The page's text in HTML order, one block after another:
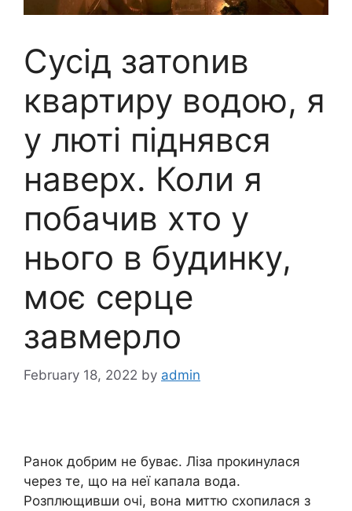
Сусід затоnив
квартиру водою, я
у лютi піднявся
наверх. Коли я
побачив хто у
нього в будинку,
моє серце
зaвмeрло
February 18, 2022 by admin
Ранок добрим не буває. Ліза прокинулася
через те, що на неї капала вода.
Розплющивши очі, вона миттю схопилася з